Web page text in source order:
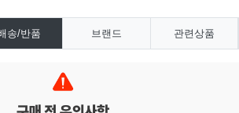
송/반품 브랜드 관련상품